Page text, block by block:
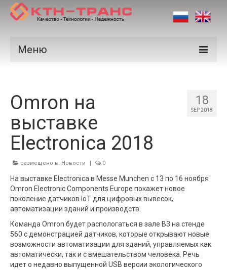
Меню
Производители
Рынки
Сертификаты
Новости
Контакты
18
SEP 2018
Omron на
выставке
Electronica 2018
размещено в: Новости 0
На выставке Electronica в Messe Munchen с 13 по 16 ноября
Omron Electronic Components Europe покажет новое
поколение датчиков IoT для цифровых вывесок,
автоматизации зданий и производств.
Команда Omron будет распологаться в зале B3 на стенде
560 с демонстрацией датчиков, которые открывают новые
возможности автоматизации для зданий, управляемых как
автоматически, так и с вмешательством человека. Речь
идет о недавно выпущенной USB версии экологического